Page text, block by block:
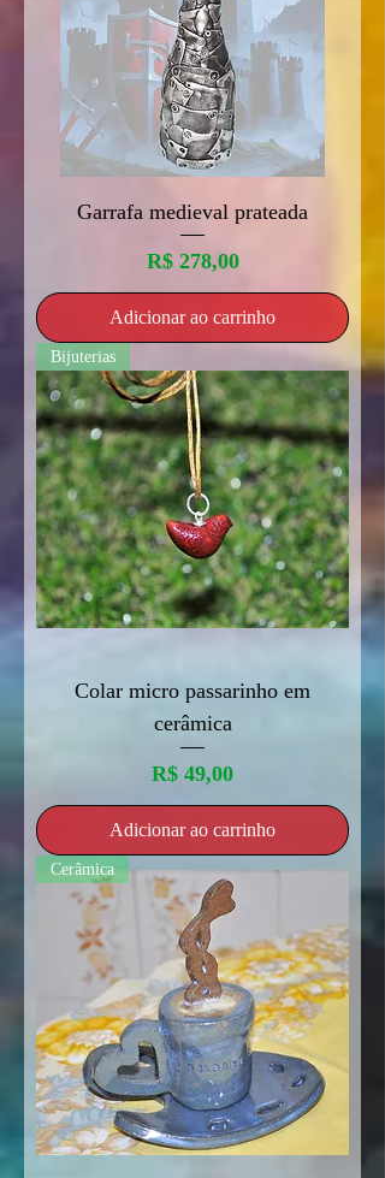
Garrafa medieval prateada
Preço
R$ 278,00
Adicionar ao carrinho
Bijuterias
Colar micro passarinho em
cerâmica
Preço
R$ 49,00
Adicionar ao carrinho
Cerâmica